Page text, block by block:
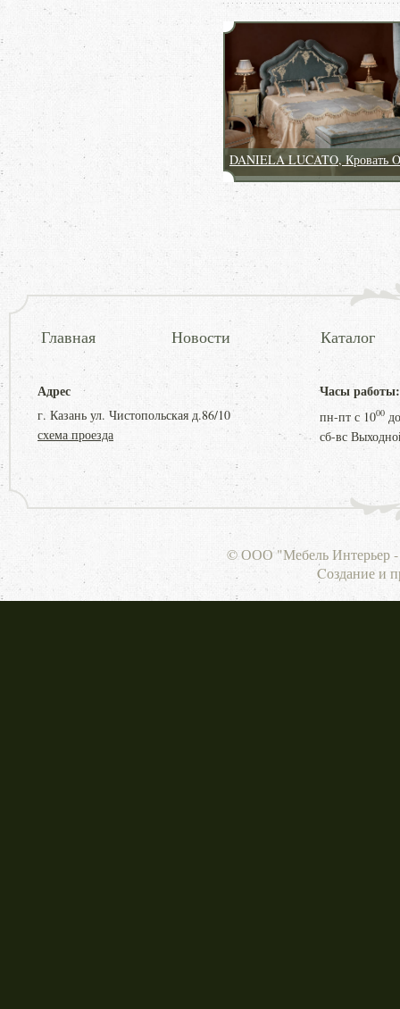
DANIELA LUCATO, Кровать
Главная Новости Каталог
Адрес
г. Казань ул. Чистопольская д.86/10
схема проезда
Часы работы:
пн-пт с 1000
сб-вс
© ООО "Мебель Интерьер -
Cоздание и